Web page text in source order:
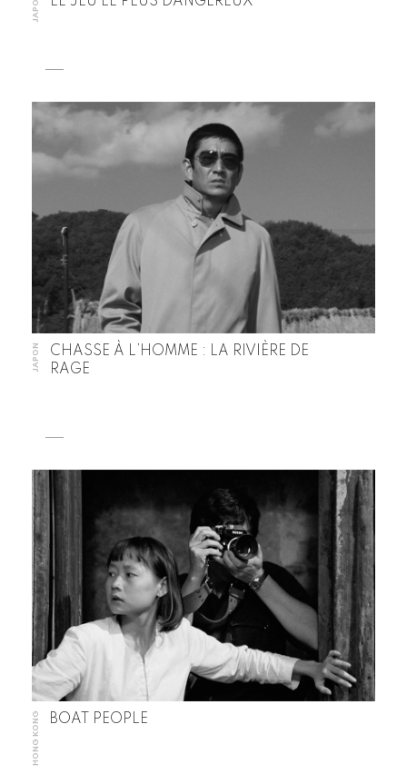
JAPON
JAPON
CHASSE À L’HOMME : LA RIVIÈRE DE
RAGE
HONG KONG BOAT PEOPLE